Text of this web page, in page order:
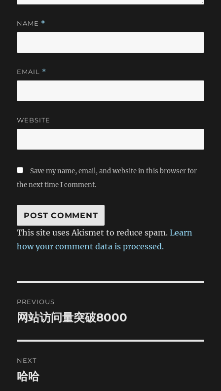
NAME *
EMAIL *
WEBSITE
Save my name, email, and website in this browser for
the next time I comment.
This site uses Akismet to reduce spam.Learn
how your comment data is processed.
navigation
PREVIOUS
Previous
网站访问量突破8000
NEXT
Next
哈哈